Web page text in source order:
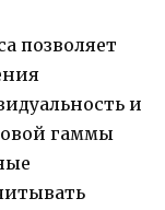
позволяет
и
гаммы